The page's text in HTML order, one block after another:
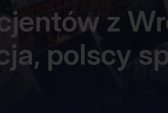
z
polscy